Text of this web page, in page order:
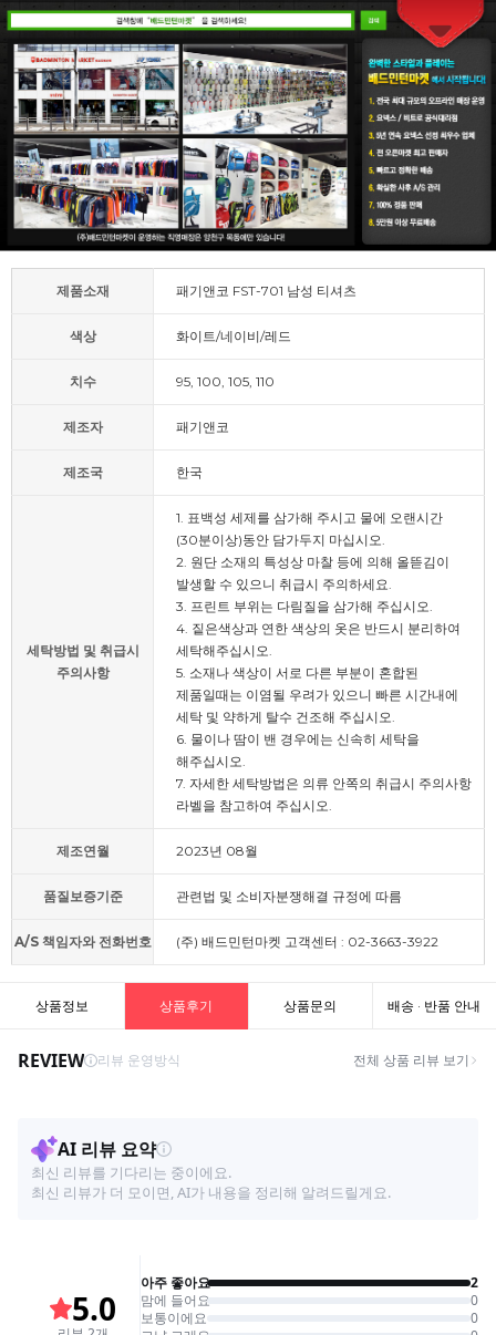
제품소재 패기앤코 FST-701 남성 티셔츠
색상 화이트/네이비/레드
치수 95, 100, 105, 110
제조자 패기앤코
제조국 한국
세탁방법 및 취급시
주의사항
1. 표백성 세제를 삼가해 주시고 물에 오랜시간
(30분이상)동안 담가두지 마십시오.
2. 원단 소재의 특성상 마찰 등에 의해 올뜯김이
발생할 수 있으니 취급시 주의하세요.
3. 프린트 부위는 다림질을 삼가해 주십시오.
4. 짙은색상과 연한 색상의 옷은 반드시 분리하여
세탁해주십시오.
5. 소재나 색상이 서로 다른 부분이 혼합된
제품일때는 이염될 우려가 있으니 빠른 시간내에
세탁 및 약하게 탈수 건조해 주십시오.
6. 물이나 땀이 밴 경우에는 신속히 세탁을
해주십시오.
7. 자세한 세탁방법은 의류 안쪽의 취급시 주의사항
라벨을 참고하여 주십시오.
제조연월 2023년 08월
품질보증기준 관련법 및 소비자분쟁해결 규정에 따름
A/S 책임자와 전화번호 (주) 배드민턴마켓 고객센터 : 02-3663-3922
상품정보 상품후기 상품문의 배송 · 반품 안내